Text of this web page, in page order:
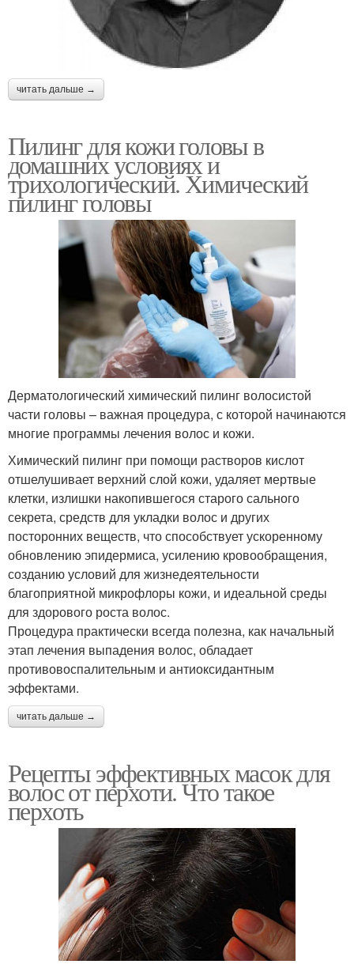
читать дальше →
Пилинг для кожи головы в
домашних условиях и
трихологический. Химический
пилинг головы
Дерматологический химический пилинг волосистой
части головы – важная процедура, с которой начинаются
многие программы лечения волос и кожи.
Химический пилинг при помощи растворов кислот
отшелушивает верхний слой кожи, удаляет мертвые
клетки, излишки накопившегося старого сального
секрета, средств для укладки волос и других
посторонних веществ, что способствует ускоренному
обновлению эпидермиса, усилению кровообращения,
созданию условий для жизнедеятельности
благоприятной микрофлоры кожи, и идеальной среды
для здорового роста волос.
Процедура практически всегда полезна, как начальный
этап лечения выпадения волос, обладает
противовоспалительным и антиоксидантным
эффектами.
читать дальше →
Рецепты эффективных масок для
волос от перхоти. Что такое
перхоть